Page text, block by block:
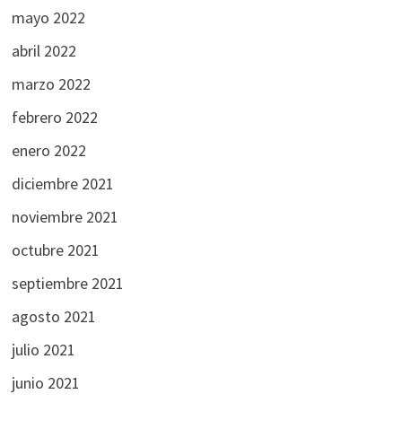
mayo 2022
abril 2022
marzo 2022
febrero 2022
enero 2022
diciembre 2021
noviembre 2021
octubre 2021
septiembre 2021
agosto 2021
julio 2021
junio 2021